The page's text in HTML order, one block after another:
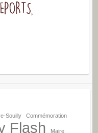
Souilly Commémoration
Flash Maire